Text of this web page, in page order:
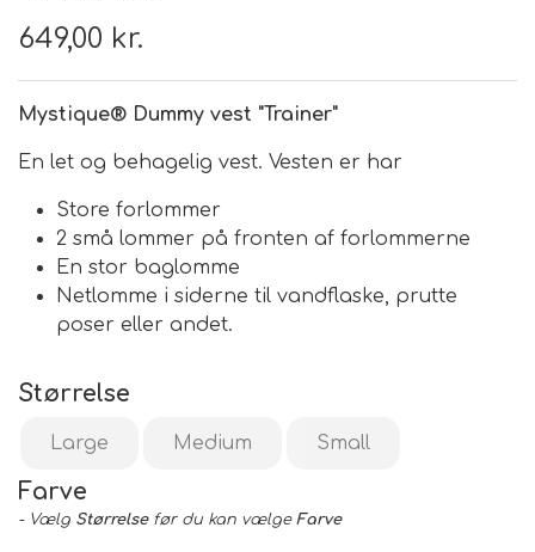
649,00 kr.
Mystique® Dummy vest "Trainer"
En let og behagelig vest. Vesten er har
Store forlommer
2 små lommer på fronten af forlommerne
En stor baglomme
Netlomme i siderne til vandflaske, prutte
poser eller andet.
Størrelse
Large Medium Small
Farve
- Vælg Størrelsefør du kan vælge Farve